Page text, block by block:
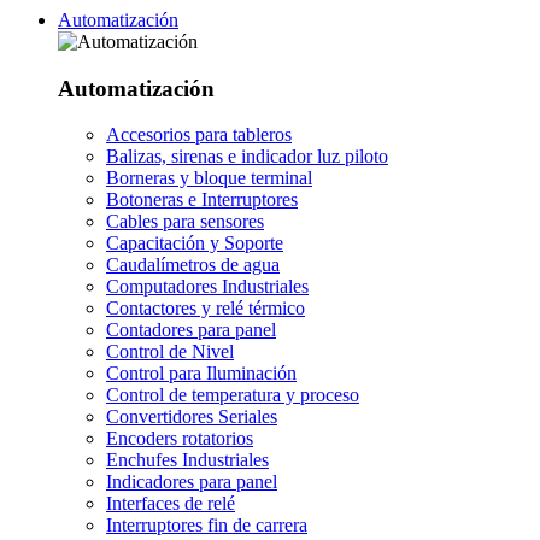
Automatización
Automatización
Accesorios para tableros
Balizas, sirenas e indicador luz piloto
Borneras y bloque terminal
Botoneras e Interruptores
Cables para sensores
Capacitación y Soporte
Caudalímetros de agua
Computadores Industriales
Contactores y relé térmico
Contadores para panel
Control de Nivel
Control para Iluminación
Control de temperatura y proceso
Convertidores Seriales
Encoders rotatorios
Enchufes Industriales
Indicadores para panel
Interfaces de relé
Interruptores fin de carrera